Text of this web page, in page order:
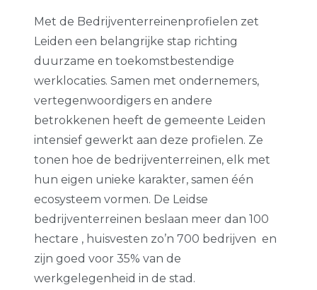
Met de Bedrijventerreinenprofielen zet
Leiden een belangrijke stap richting
duurzame en toekomstbestendige
werklocaties. Samen met ondernemers,
vertegenwoordigers en andere
betrokkenen heeft de gemeente Leiden
intensief gewerkt aan deze profielen. Ze
tonen hoe de bedrijventerreinen, elk met
hun eigen unieke karakter, samen één
ecosysteem vormen. De Leidse
bedrijventerreinen beslaan meer dan 100
hectare , huisvesten zo’n 700 bedrijven en
zijn goed voor 35% van de
werkgelegenheid in de stad.